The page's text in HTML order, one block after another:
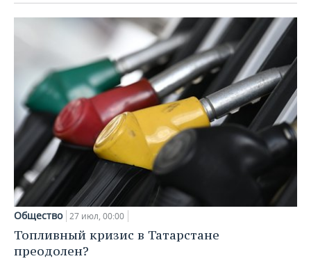
Общество 27 июл, 00:00
Топливный кризис в Татарстане
преодолен?